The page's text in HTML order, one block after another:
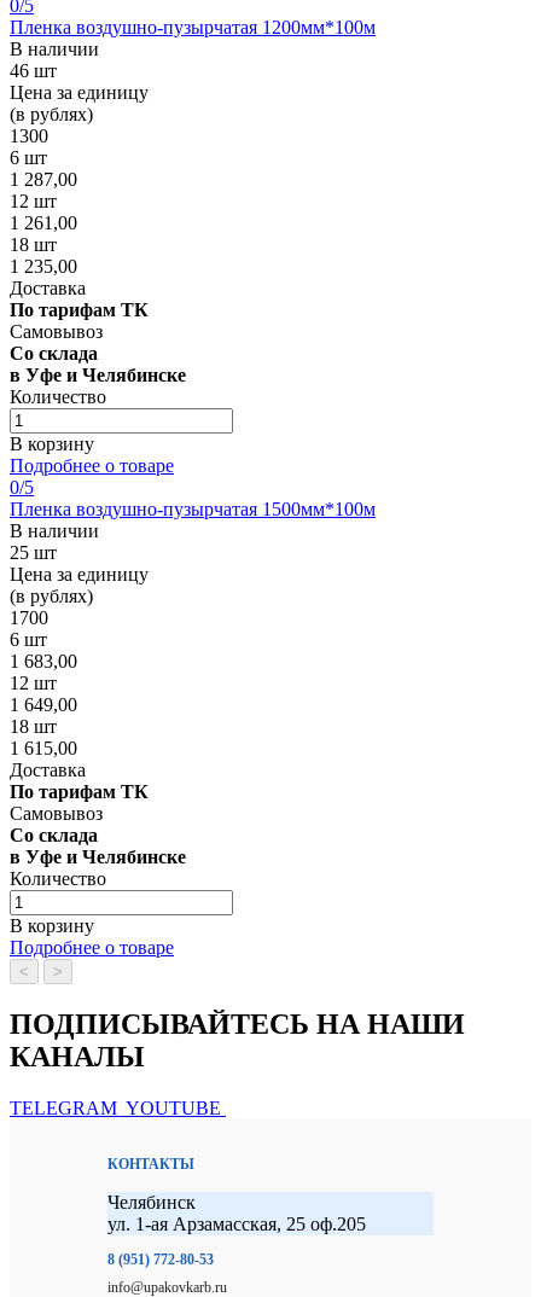
0/5
Пленка воздушно-пузырчатая 1200мм*100м
В наличии
46 шт
Цена за единицу
(в рублях)
1300
6 шт
1 287,00
12 шт
1 261,00
18 шт
1 235,00
Доставка
По тарифам ТК
Самовывоз
Со склада
в Уфе и Челябинске
Количество
В корзину
Подробнее о товаре
0/5
Пленка воздушно-пузырчатая 1500мм*100м
В наличии
25 шт
Цена за единицу
(в рублях)
1700
6 шт
1 683,00
12 шт
1 649,00
18 шт
1 615,00
Доставка
По тарифам ТК
Самовывоз
Со склада
в Уфе и Челябинске
Количество
В корзину
Подробнее о товаре
< >
ПОДПИСЫВАЙТЕСЬ НА НАШИ
КАНАЛЫ
TELEGRAM YOUTUBE
КОНТАКТЫ
Челябинск
ул. 1-ая Арзамасская, 25 оф.205
8 (951) 772-80-53
info@upakovkarb.ru